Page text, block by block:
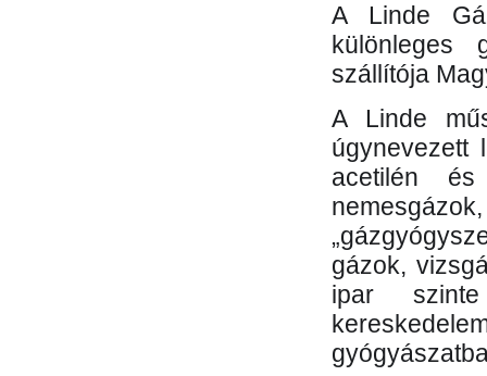
A Linde
különleges
szállítója
A Linde
úgynevezett
acetilén és
gázok,
ipar